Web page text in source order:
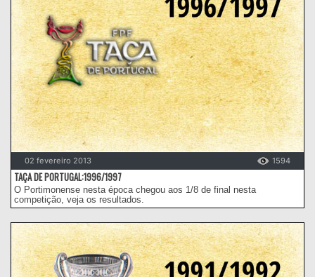
02 fevereiro 2013 1594
TAÇA DE PORTUGAL:1996/1997
O Portimonense nesta época chegou aos 1/8 de final nesta
competição, veja os resultados.